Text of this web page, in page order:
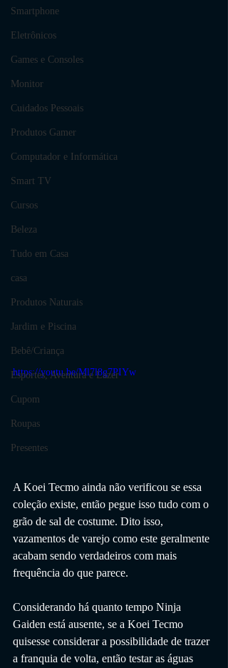
Smartphone
Eletrônicos
Games e Consoles
Monitor
Cuidados Pessoais
Produtos Gamer
Computador e Informática
Smart TV
Cursos
Beleza
Tudo em Casa
casa
Produtos Naturais
Jardim e Piscina
Bebê/Criança
Esportes, Aventura e Lazer
Cupom
Roupas
Presentes
https://youtu.be/Ml7l8g7PIYw
A Koei Tecmo ainda não verificou se essa
coleção existe, então pegue isso tudo com o
grão de sal de costume. Dito isso,
vazamentos de varejo como este geralmente
acabam sendo verdadeiros com mais
frequência do que parece.
Considerando há quanto tempo Ninja
Gaiden está ausente, se a Koei Tecmo
quisesse considerar a possibilidade de trazer
a franquia de volta, então testar as águas